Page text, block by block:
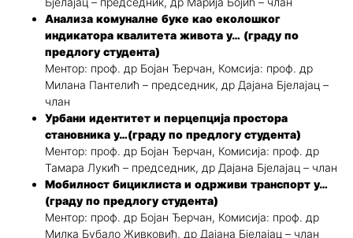
Бјелајац – председник, др Марија Бојић – члан
Анализа комуналне буке као еколошког
индикатора квалитета живота у… (граду по
предлогу студента)
Ментор: проф. др Бојан Ђерчан, Комсија: проф. др
Милана Пантелић – председник, др Дајана Бјелајац –
члан
Урбани идентитет и перцепција простора
становника у…(граду по предлогу студента)
Ментор: проф. др Бојан Ђерчан, Комисија: проф. др
Тамара Лукић – председник, др Дајана Бјелајац – члан
Мобилност бициклиста и одрживи транспорт у…
(граду по предлогу студента)
Ментор: проф. др Бојан Ђерчан, Комисија: проф. др
Милка Бубало Живковић, др Дајана Бјелајац – члан